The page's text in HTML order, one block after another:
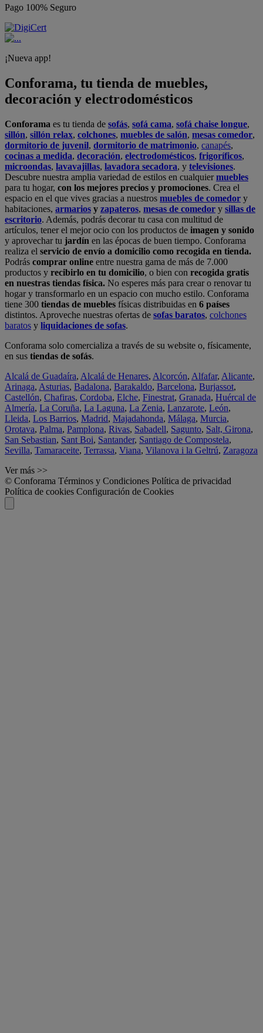
Pago 100% Seguro
¡Nueva app!
Conforama, tu tienda de muebles,
decoración y electrodomésticos
Conforama es tu tienda de sofás, sofá cama, sofá chaise longue,
sillón, sillón relax, colchones, muebles de salón, mesas comedor,
dormitorio de juvenil, dormitorio de matrimonio, canapés,
cocinas a medida, decoración, electrodomésticos, frigoríficos,
microondas, lavavajillas, lavadora secadora, y televisiones.
Descubre nuestra amplia variedad de estilos en cualquiermuebles
para tu hogar, con los mejores precios y promociones. Crea el
espacio en el que vives gracias a nuestros muebles de comedor y
habitaciones, armarios y zapateros, mesas de comedor y sillas de
escritorio. Además, podrás decorar tu casa con multitud de
artículos, tener el mejor ocio con los productos de imagen y sonido
y aprovechar tu jardín en las épocas de buen tiempo. Conforama
realiza el servicio de envío a domicilio como recogida en tienda.
Podrás comprar online entre nuestra gama de más de 7.000
productos y recibirlo en tu domicilio, o bien con recogida gratis
en nuestras tiendas física. No esperes más para crear o renovar tu
hogar y transformarlo en un espacio con mucho estilo. Conforama
tiene 300 tiendas de muebles físicas distribuidas en 6 países
distintos. Aproveche nuestras ofertas de sofas baratos, colchones
baratos y liquidaciones de sofas.
Conforama solo comercializa a través de su website o, físicamente,
en sus tiendas de sofás.
Alcalá de Guadaíra, Alcalá de Henares, Alcorcón, Alfafar, Alicante,
Arinaga, Asturias, Badalona, Barakaldo, Barcelona, Burjassot,
Castellón, Chafiras, Cordoba, Elche, Finestrat, Granada, Huércal de
Almería, La Coruña, La Laguna, La Zenia, Lanzarote, León,
Lleida, Los Barrios, Madrid, Majadahonda, Málaga, Murcia,
Orotava, Palma, Pamplona, Rivas, Sabadell, Sagunto, Salt, Girona,
San Sebastian, Sant Boi, Santander, Santiago de Compostela,
Sevilla, Tamaraceite, Terrassa, Viana, Vilanova i la Geltrú, Zaragoza
Ver más >>
© Conforama Términos y Condiciones Política de privacidad
Política de cookies Configuración de Cookies